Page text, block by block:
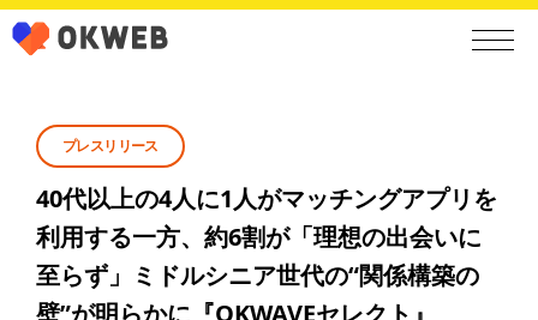
プレスリリース
40代以上の4人に1人がマッチングアプリを
利用する一方、約6割が「理想の出会いに
至らず」ミドルシニア世代の“関係構築の
壁”が明らかに『OKWAVEセレクト』